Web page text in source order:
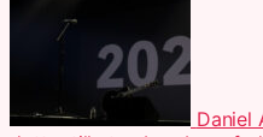
Daniel